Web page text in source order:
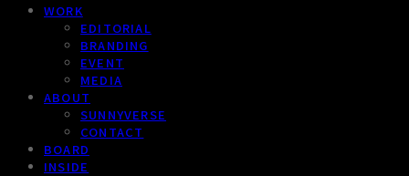
WORK
EDITORIAL
BRANDING
EVENT
MEDIA
ABOUT
SUNNYVERSE
CONTACT
BOARD
INSIDE